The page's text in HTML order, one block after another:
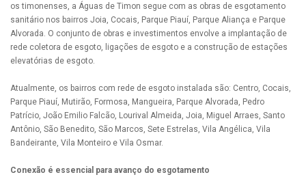
os timonenses, a Águas de Timon segue com as obras de esgotamento
sanitário nos bairros Joia, Cocais, Parque Piauí, Parque Aliança e Parque
Alvorada. O conjunto de obras e investimentos envolve a implantação de
rede coletora de esgoto, ligações de esgoto e a construção de estações
elevatórias de esgoto.
Atualmente, os bairros com rede de esgoto instalada são: Centro, Cocais,
Parque Piauí, Mutirão, Formosa, Mangueira, Parque Alvorada, Pedro
Patrício, João Emilio Falcão, Lourival Almeida, Joia, Miguel Arraes, Santo
Antônio, São Benedito, São Marcos, Sete Estrelas, Vila Angélica, Vila
Bandeirante, Vila Monteiro e Vila Osmar.
Conexão é essencial para avanço do esgotamento